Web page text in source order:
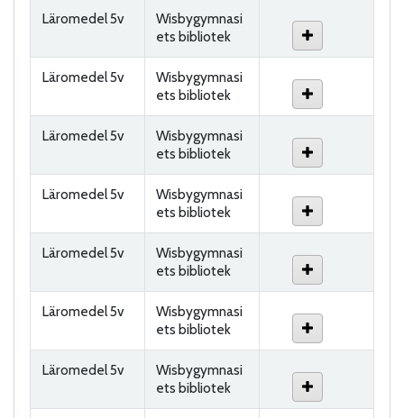
Läromedel 5v
Wisbygymnasi
ets bibliotek
Läromedel 5v
Wisbygymnasi
ets bibliotek
Läromedel 5v
Wisbygymnasi
ets bibliotek
Läromedel 5v
Wisbygymnasi
ets bibliotek
Läromedel 5v
Wisbygymnasi
ets bibliotek
Läromedel 5v
Wisbygymnasi
ets bibliotek
Läromedel 5v
Wisbygymnasi
ets bibliotek